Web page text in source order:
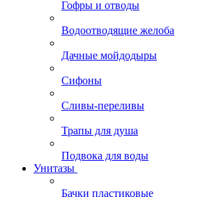
Гофры и отводы
Водоотводящие желоба
Дачные мойдодыры
Сифоны
Сливы-переливы
Трапы для душа
Подвока для воды
Унитазы
Бачки пластиковые